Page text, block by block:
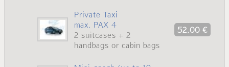
Private Taxi
max. PAX 4
2 suitcases + 2
handbags or cabin bags
52.00 €